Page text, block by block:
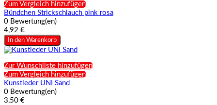
Zum Vergleich hinzufügen
Bündchen Strickschlauch pink rosa
0 Bewertung(en)
4,92 €
In den Warenkorb
Zur Wunschliste hinzufügen
Zum Vergleich hinzufügen
Kunstleder UNI Sand
0 Bewertung(en)
3,50 €